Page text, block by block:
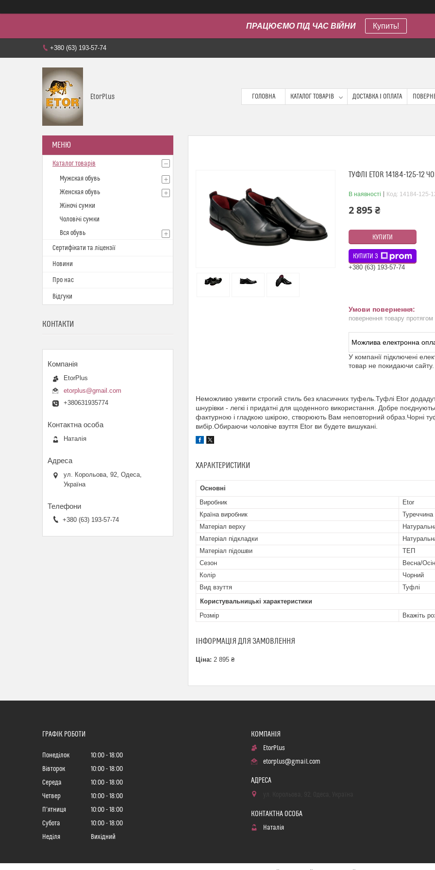
ПРАЦЮЄМО ПІД ЧАС ВІЙНИ Купить!
+380 (63) 193-57-74
EtorPlus ГОЛОВНА КАТАЛОГ ТОВАРІВ ДОСТАВКА І ОПЛАТА
ТУФЛІ ETOR 14184-125-12
В наявності Код: 14184-125-
2 895 ₴
КУПИТИ
КУПИТИ З
+380 (63) 193-57-74
повернення товару протягом
У компанії підключені
товар не покидаючи сайту.
Неможливо уявити строгий стиль без класичних туфель.Туфлі Etor
шнурівки - легкі і придатні для щоденного використання. Добре
фактурною і гладкою шкірою, створюють Вам неповторний образ.Чорні
вибір.Обираючи чоловіче взуття Etor ви будете вишукані.
ХАРАКТЕРИСТИКИ
Основні
Виробник
Etor
Країна виробник
Туреччина
Матеріал верху
Матеріал підкладки
Матеріал підошви
ТЕП
Сезон
Весна/
Колір
Чорний
Вид взуття
Туфлі
Користувальницькі характеристики
Розмір
Вкажіть
ІНФОРМАЦІЯ ДЛЯ ЗАМОВЛЕННЯ
Ціна: 2 895 ₴
Каталог товарів
Мужская обувь
Женская обувь
Жіночі сумки
Чоловічі сумки
Вся обувь
Сертифікати та ліцензії
Новини
Про нас
Відгуки
КОНТАКТИ
EtorPlus
etorplus@gmail.com
+380631935774
Наталія
ул. Корольова, 92, Одеса,
Україна
+380 (63) 193-57-74
ГРАФІК РОБОТИ
Понеділок 10:00
18:00
Вівторок
10:00
18:00
Середа
10:00
18:00
Четвер
10:00
18:00
Пʼятниця
10:00
18:00
Субота
10:00
18:00
Неділя
Вихідний
EtorPlus
etorplus@gmail.com
Наталія